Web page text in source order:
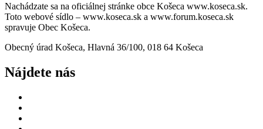
Nachádzate sa na oficiálnej stránke obce Košeca www.koseca.sk.
Toto webové sídlo – www.koseca.sk a www.forum.koseca.sk
spravuje Obec Košeca.
Obecný úrad Košeca, Hlavná 36/100, 018 64 Košeca
Nájdete nás